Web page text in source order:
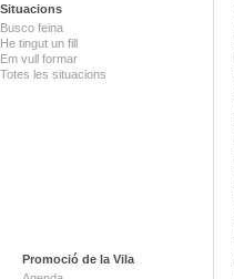
Situacions
Busco feina
He tingut un fill
Em vull formar
Totes les situacions
Promoció de la Vila